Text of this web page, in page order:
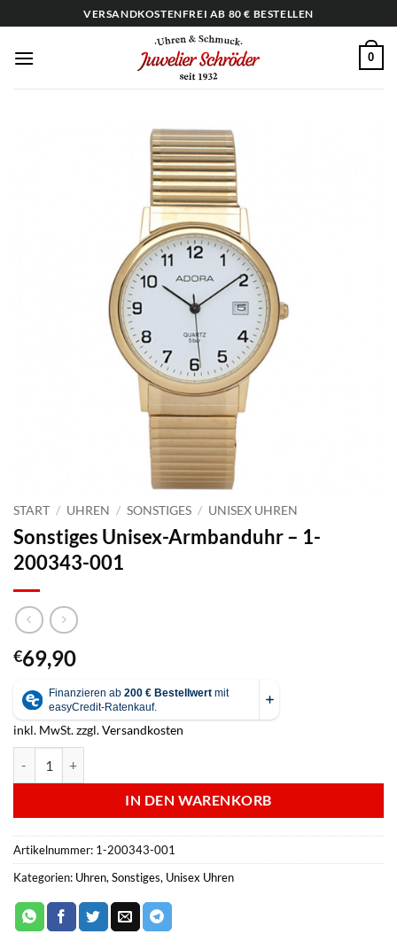
Inhalt
springen
VERSANDKOSTENFREI AB 80 € BESTELLEN
0
START / UHREN / SONSTIGES / UNISEX UHREN
Sonstiges Unisex-Armbanduhr – 1-
200343-001
€69,90
inkl. MwSt.zzgl.Versandkosten
IN DEN WARENKORB
Artikelnummer: 1-200343-001
Kategorien: Uhren,Sonstiges, Unisex Uhren